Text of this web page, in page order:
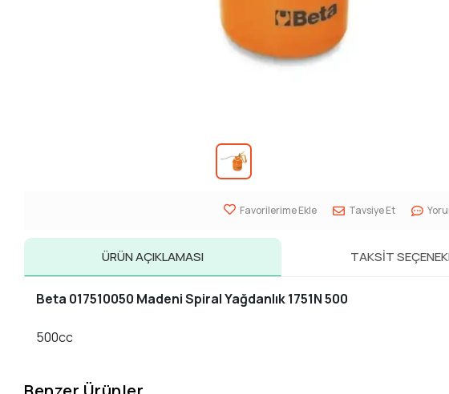
Favorilerime Ekle Tavsiye Et
ÜRÜN AÇIKLAMASI TAKSIT
Beta 017510050 Madeni Spiral Yağdanlık 1751N 500
500cc